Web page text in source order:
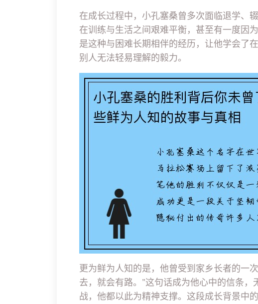
在成长过程中，小孔塞桑曾多次面临退学、
在训练与生活之间艰难平衡，甚至有一度因
是这种与困难长期相伴的经历，让他学会了
别人无法轻易理解的毅力。
更为鲜为人知的是，他曾受到家乡长者的一
去，就会有路。”这句话成为他心中的信条
战，他都以此为精神支撑。这段成长背景中